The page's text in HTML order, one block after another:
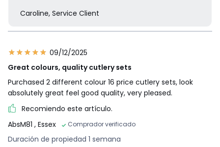
Caroline, Service Client
09/12/2025
Great colours, quality cutlery sets
Purchased 2 different colour 16 price cutlery sets, look
absolutely great feel good quality, very pleased.
Recomiendo este artículo.
AbsM81 , Essex Comprador verificado
Duración de propiedad 1 semana